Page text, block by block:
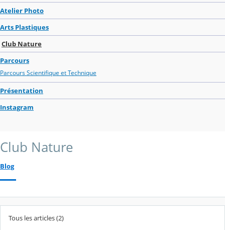
Atelier Photo
Arts Plastiques
Club Nature
Parcours
Parcours Scientifique et Technique
Présentation
Instagram
Club Nature
Blog
Tous les articles (2)